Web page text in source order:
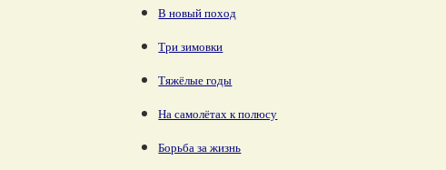
В новый поход
Три зимовки
Тяжёлые годы
На самолётах к полюсу
Борьба за жизнь